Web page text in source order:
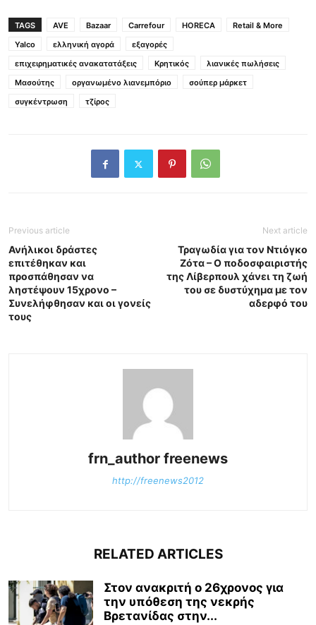
TAGS AVE Bazaar Carrefour HORECA
Retail & More
Yalco
ελληνική αγορά
εξαγορές
επιχειρηματικές ανακατατάξεις
Κρητικός
λιανικές πωλήσεις
Μασούτης
οργανωμένο λιανεμπόριο
σούπερ μάρκετ
συγκέντρωση
τζίρος
Previous article
Ανήλικοι δράστες
επιτέθηκαν και
προσπάθησαν να
ληστέψουν 15χρονο –
Συνελήφθησαν και οι γονείς
τους
Next article
Τραγωδία για τον Ντιόγκο
Ζότα – Ο ποδοσφαιριστής
της Λίβερπουλ χάνει τη ζωή
του σε δυστύχημα με τον
αδερφό του
frn_author freenews
http://freenews2012
RELATED ARTICLES
Στον ανακριτή ο 26χρονος για
την υπόθεση της νεκρής
Βρετανίδας στην...